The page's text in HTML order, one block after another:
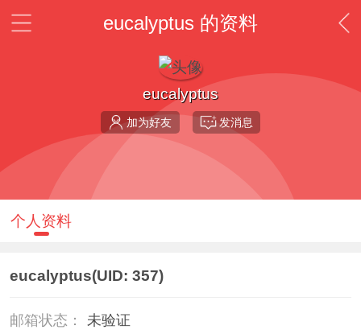
eucalyptus 的资料
eucalyptus
加为好友 发消息
个人资料
eucalyptus(UID: 357)
邮箱状态： 未验证